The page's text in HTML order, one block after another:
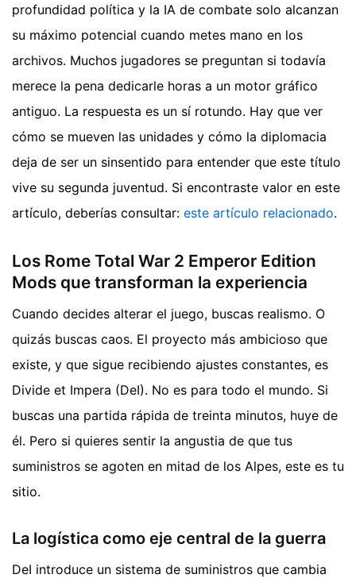
profundidad política y la IA de combate solo alcanzan
su máximo potencial cuando metes mano en los
archivos. Muchos jugadores se preguntan si todavía
merece la pena dedicarle horas a un motor gráfico
antiguo. La respuesta es un sí rotundo. Hay que ver
cómo se mueven las unidades y cómo la diplomacia
deja de ser un sinsentido para entender que este título
vive su segunda juventud. Si encontraste valor en este
artículo, deberías consultar: este artículo relacionado.
Los Rome Total War 2 Emperor Edition
Mods que transforman la experiencia
Cuando decides alterar el juego, buscas realismo. O
quizás buscas caos. El proyecto más ambicioso que
existe, y que sigue recibiendo ajustes constantes, es
Divide et Impera (DeI). No es para todo el mundo. Si
buscas una partida rápida de treinta minutos, huye de
él. Pero si quieres sentir la angustia de que tus
suministros se agoten en mitad de los Alpes, este es tu
sitio.
La logística como eje central de la guerra
DeI introduce un sistema de suministros que cambia